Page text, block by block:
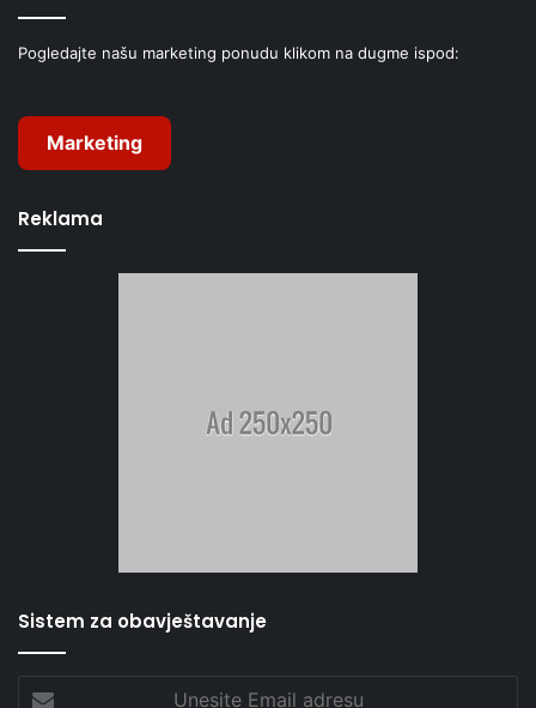
Pogledajte našu marketing ponudu klikom na dugme ispod:
Marketing
Reklama
Sistem za obavještavanje